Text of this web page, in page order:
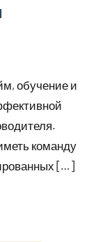
обучение и
команду
[…]